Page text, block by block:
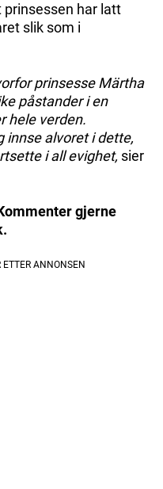
prinsessen har latt
slik som i
prinsesse Märtha
påstander i en
hele verden.
innse alvoret i dette,
i all evighet, sier
gjerne